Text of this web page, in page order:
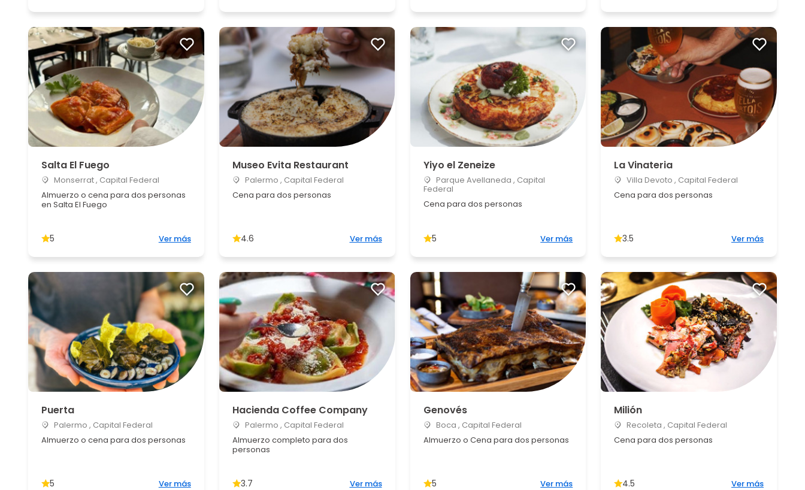
Salta El Fuego
Monserrat , Capital Federal
Almuerzo o cena para dos personas
en Salta El Fuego
5 Ver más
Museo Evita Restaurant
Palermo , Capital Federal
Cena para dos personas
4.6 Ver más
Yiyo el Zeneize
Parque Avellaneda , Capital
Federal
Cena para dos personas
5 Ver más
La Vinateria
Villa Devoto , Capital Federal
Cena para dos personas
3.5 Ver más
Puerta
Palermo , Capital Federal
Almuerzo o cena para dos personas
5 Ver más
Hacienda Coffee Company
Palermo , Capital Federal
Almuerzo completo para dos
personas
3.7 Ver más
Genovés
Boca , Capital Federal
Almuerzo o Cena para dos personas
5 Ver más
Milión
Recoleta , Capital Federal
Cena para dos personas
4.5 Ver más